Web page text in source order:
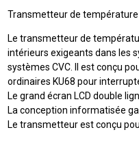
Transmetteur de
Le transmetteur de
intérieurs exigeants dans les
systèmes CVC. Il est conçu
ordinaires KU68 pour
Le grand écran LCD double
La conception informatisée
Le transmetteur est conçu